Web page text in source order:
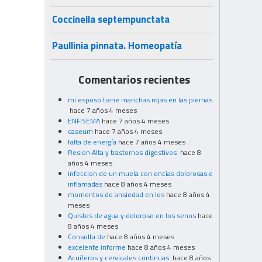
Coccinella septempunctata
Paullinia pinnata. Homeopatía
Comentarios recientes
mi esposo tiene manchas rojas en las piernas
hace 7 años 4 meses
ENFISEMA hace 7 años 4 meses
caseum hace 7 años 4 meses
falta de energía hace 7 años 4 meses
Resion Alta y trastornos digestivos hace 8
años 4 meses
infeccion de un muela con encias dolorosas e
inflamadas hace 8 años 4 meses
momentos de ansiedad en los hace 8 años 4
meses
Quistes de agua y doloroso en los senos hace
8 años 4 meses
Consulta de hace 8 años 4 meses
excelente informe hace 8 años 4 meses
Acuíferos y cervicales continuas hace 8 años